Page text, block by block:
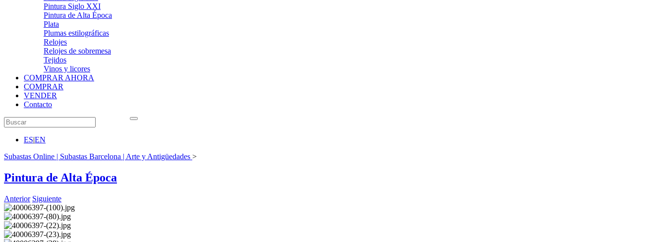
Pintura Siglo XXI
Pintura de Alta Época
Plata
Plumas estilográficas
Relojes
Relojes de sobremesa
Tejidos
Vinos y licores
COMPRAR AHORA
COMPRAR
VENDER
Contacto
ES|EN
Subastas Online | Subastas Barcelona | Arte y Antigüedades >
Pintura de Alta Época
Anterior Siguiente